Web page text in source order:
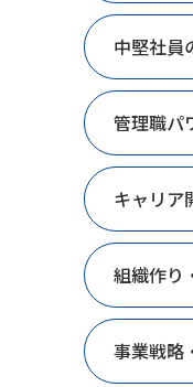
中堅社員
管理職パ
キャリア
組織作り
事業戦略